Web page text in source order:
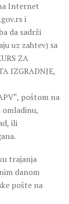
Internet
i
da sadrži
uz zahtev) sa
ZA
IZGRADNJE,
poštom na
ili
trajanja
danom
pošte na